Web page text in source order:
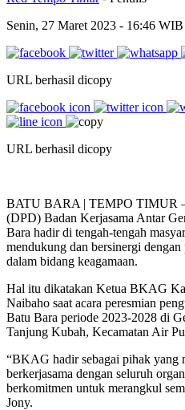
Senin, 27 Maret 2023 - 16:46 WIB
URL berhasil dicopy
URL berhasil dicopy
BATU BARA | TEMPO TIMUR –
(DPD) Badan Kerjasama Antar
Bara hadir di tengah-tengah
mendukung dan bersinergi
dalam bidang keagamaan.
Hal itu dikatakan Ketua BKAG
Naibaho saat acara peresmian
Batu Bara periode 2023-2028 di
Tanjung Kubah, Kecamatan Air
“BKAG hadir sebagai pihak yang
berkerjasama dengan seluruh
berkomitmen untuk merangkul
Jony.